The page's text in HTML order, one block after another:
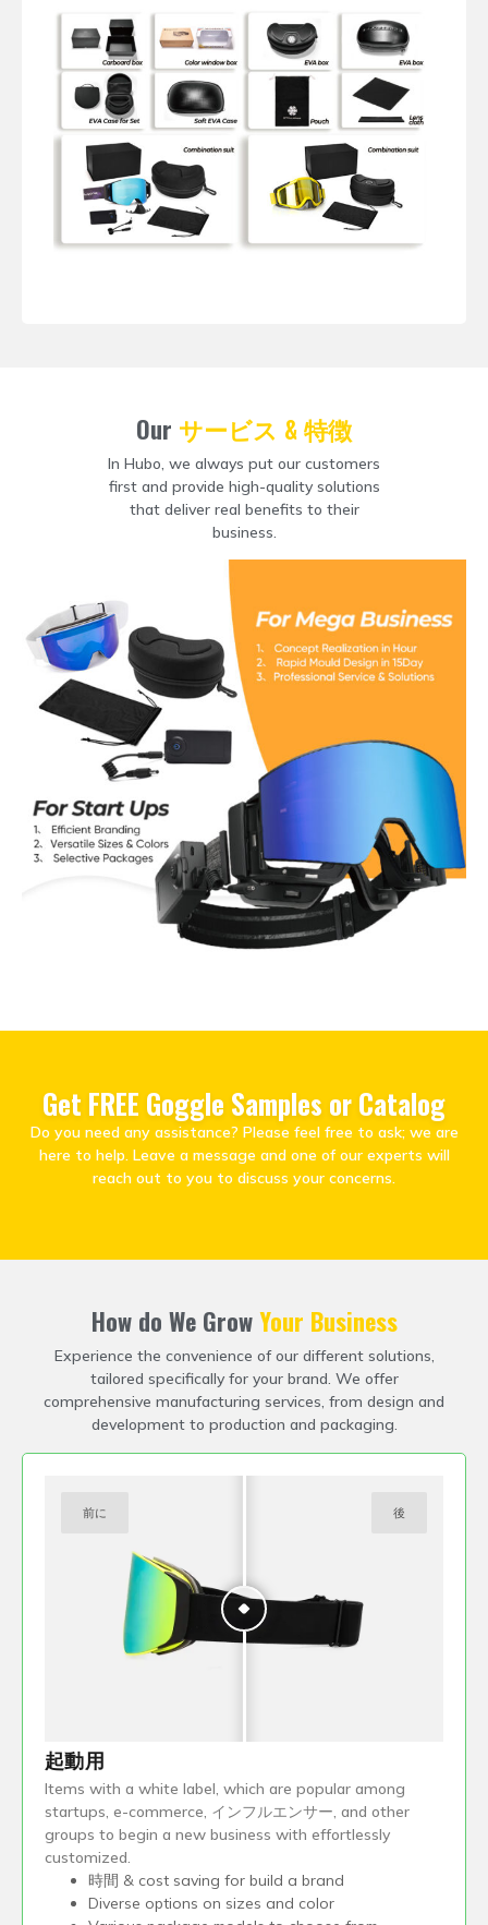
Our サービス & 特徴
In Hubo, we always put our customers
first and provide high-quality solutions
that deliver real benefits to their
business.
Get FREE Goggle Samples or Catalog
Do you need any assistance? Please feel free to ask; we are
here to help. Leave a message and one of our experts will
reach out to you to discuss your concerns.
How do We Grow Your Business
Experience the convenience of our different solutions,
tailored specifically for your brand. We offer
comprehensive manufacturing services, from design and
development to production and packaging.
前に 後
起動用
Items with a white label, which are popular among
startups, e-commerce, インフルエンサー, and other
groups to begin a new business with effortlessly
customized.
時間 & cost saving for build a brand
Diverse options on sizes and color